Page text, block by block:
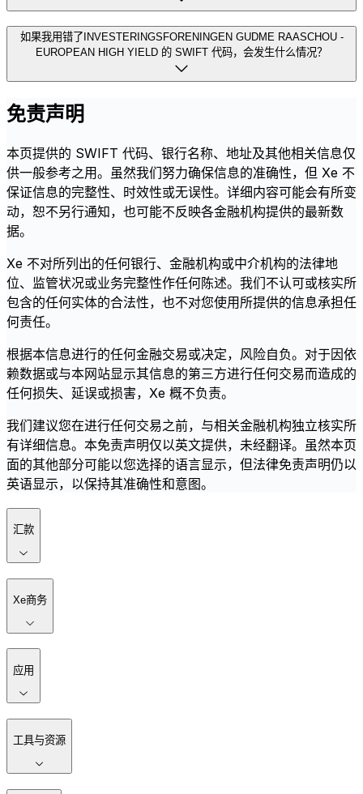
如果我用错了INVESTERINGSFORENINGEN GUDME RAASCHOU -
EUROPEAN HIGH YIELD 的 SWIFT 代码，会发生什么情况？
免责声明
本页提供的 SWIFT 代码、银行名称、地址及其他相关信息仅
供一般参考之用。虽然我们努力确保信息的准确性，但 Xe 不
保证信息的完整性、时效性或无误性。详细内容可能会有所变
动，恕不另行通知，也可能不反映各金融机构提供的最新数
据。
Xe 不对所列出的任何银行、金融机构或中介机构的法律地
位、监管状况或业务完整性作任何陈述。我们不认可或核实所
包含的任何实体的合法性，也不对您使用所提供的信息承担任
何责任。
根据本信息进行的任何金融交易或决定，风险自负。对于因依
赖数据或与本网站显示其信息的第三方进行任何交易而造成的
任何损失、延误或损害，Xe 概不负责。
我们建议您在进行任何交易之前，与相关金融机构独立核实所
有详细信息。本免责声明仅以英文提供，未经翻译。虽然本页
面的其他部分可能以您选择的语言显示，但法律免责声明仍以
英语显示，以保持其准确性和意图。
汇款
Xe商务
应用
工具与资源